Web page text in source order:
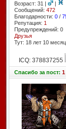
Возраст: 31 |
|
Сообщений: 472
Благодарности: 0/
Репутация: 1
Предупреждений: 0
Друзья
Тут: 18 лет 10
ICQ: 378837255
Спасибоза пост: 1